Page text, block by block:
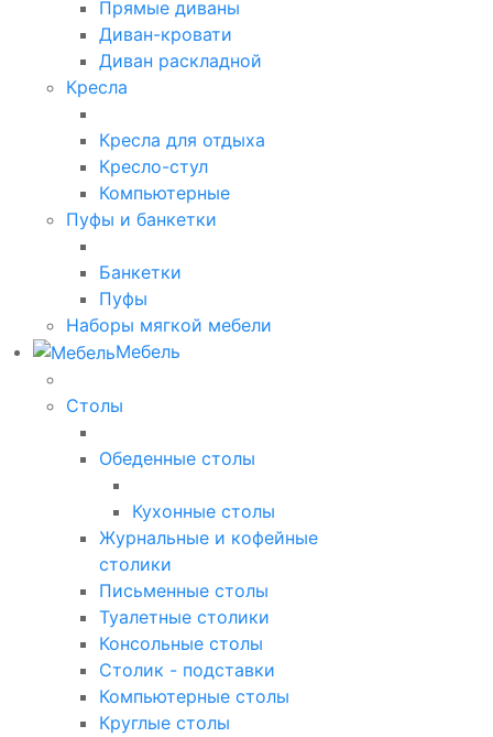
Прямые диваны
Диван-кровати
Диван раскладной
Кресла
Кресла для отдыха
Кресло-стул
Компьютерные
Пуфы и банкетки
Банкетки
Пуфы
Наборы мягкой мебели
Мебель
Столы
Обеденные столы
Кухонные столы
Журнальные и кофейные
столики
Письменные столы
Туалетные столики
Консольные столы
Столик - подставки
Компьютерные столы
Круглые столы